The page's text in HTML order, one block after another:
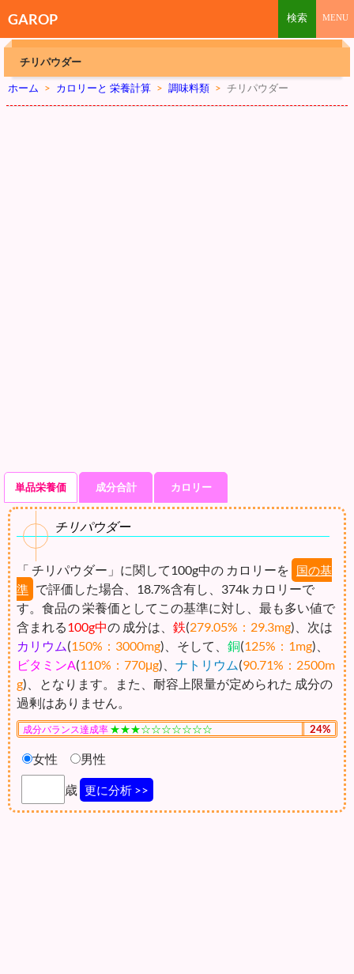
GAROP
チリパウダー
ホーム > カロリーと 栄養計算 > 調味料類 > チリパウダー
単品栄養価 成分合計 カロリー
チリパウダー
「 チリパウダー」に関して100g中の カロリーを
国の基
準 で評価した場合、18.7%含有し、374k カロリーで
す。食品の 栄養価としてこの基準に対し、最も多い値で
含まれる100g中の 成分は、 鉄(279.05%：29.3mg)、次は
カリウム(150%：3000mg)、そして、 銅(125%：1mg)、
ビタミンA(110%：770μg)、 ナトリウム(90.71%：2500m
g)、となります。また、耐容上限量が定められた 成分の
過剰はありません。
成分バランス達成率 ★★★☆☆☆☆☆☆☆ 24%
女性 男性
歳 更に分析 >>